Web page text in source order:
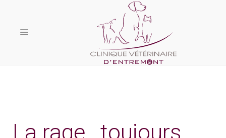
La rage , toujours